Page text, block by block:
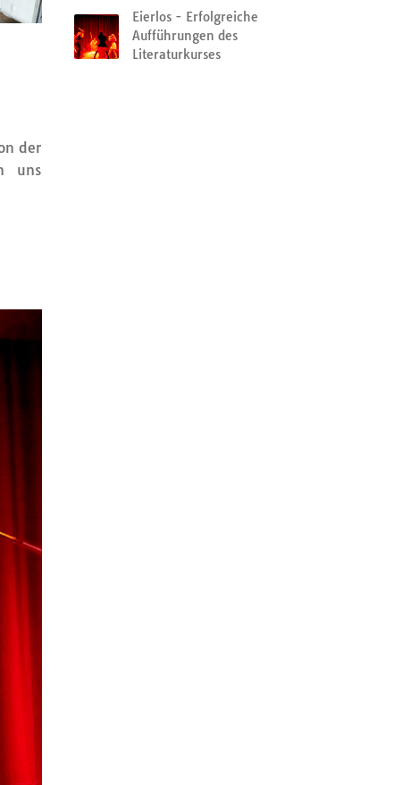
der
uns
Eierlos - Erfolgreiche
Aufführungen des
Literaturkurses